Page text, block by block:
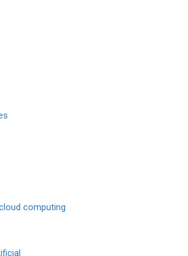
computing